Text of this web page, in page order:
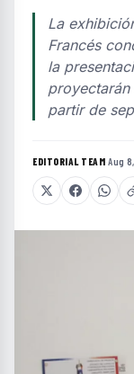
La
Francés
la
partir de
EDITORIAL TEAM·Aug